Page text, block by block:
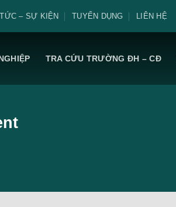
– SỰ KIỆN TUYỂN DỤNG LIÊN HỆ
TRA CỨU TRƯỜNG ĐH – CĐ